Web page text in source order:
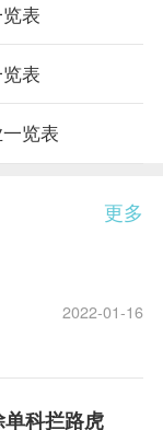
表
表
览表
更多
2022-01-16
科拦路虎